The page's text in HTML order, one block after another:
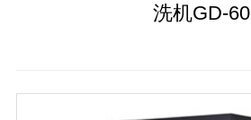
洗机GD-60